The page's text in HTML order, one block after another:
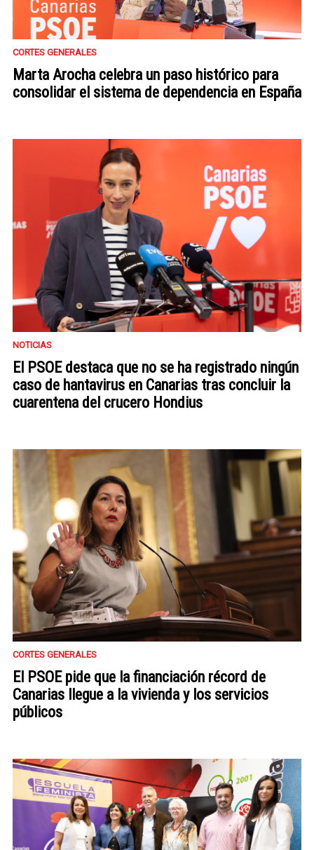
CORTES GENERALES
Marta Arocha celebra un paso histórico para
consolidar el sistema de dependencia en España
NOTICIAS
El PSOE destaca que no se ha registrado ningún
caso de hantavirus en Canarias tras concluir la
cuarentena del crucero Hondius
CORTES GENERALES
El PSOE pide que la financiación récord de
Canarias llegue a la vivienda y los servicios
públicos